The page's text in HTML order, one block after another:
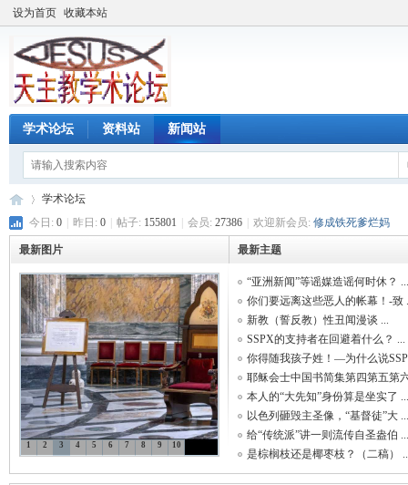
设为首页 收藏本站
学术论坛 资料站 新闻站
主
»
学术论坛
今日: 0 昨日: 0 帖子: 155801 会员: 27386 欢迎新会员: 修成铁死爹烂妈
最新图片
1 2 3 4 5 6 7 8 9 10
最新主题
“亚洲新闻”等谣媒造谣何时休？ ...
你们要远离这些恶人的帐幕！-致
新教（誓反教）性丑闻漫谈 ...
SSPX的支持者在回避着什么？ ...
你得随我孩子姓！—为什么说
耶稣会士中国书简集第四第五第
本人的“大先知”身份算是坐实了 ...
以色列砸毁主圣像，“基督徒”大 ...
给“传统派”讲一则流传自圣盎伯 ...
是棕榈枝还是椰枣枝？（二稿）